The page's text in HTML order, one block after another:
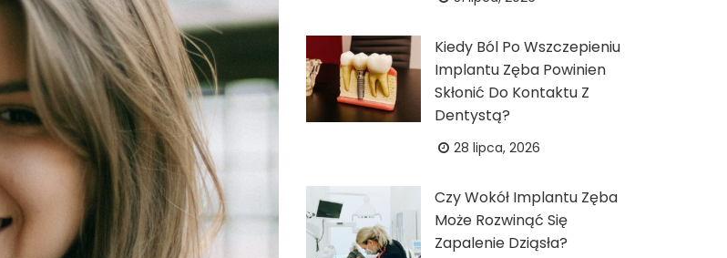
Kiedy Ból Po Wszczepieniu
Implantu Zęba Powinien
Skłonić Do Kontaktu Z
Dentystą?
28 lipca, 2026
Czy Wokół Implantu Zęba
Może Rozwinąć Się
Zapalenie Dziąsła?